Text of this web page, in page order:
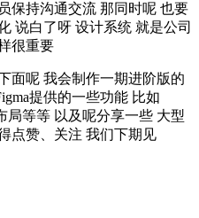
保持沟通交流 那同时呢 也要
说白了呀 设计系统 就是公司
很重要
面呢 我会制作一期进阶版的
提供的一些功能 比如
局等等 以及呢分享一些 大型
点赞、关注 我们下期见